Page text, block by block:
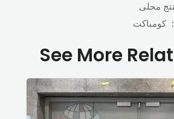
محلى
كومباكت
See More